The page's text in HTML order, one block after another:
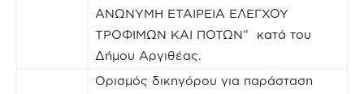
ΑΝΩΝΥΜΗ ΕΤΑΙΡΕΙΑ ΕΛΕΓΧΟΥ
ΤΡΟΦΙΜΩΝ ΚΑΙ ΠΟΤΩΝ” κατά του
Δήμου Αργιθέας.
Ορισμός δικηγόρου για παράσταση